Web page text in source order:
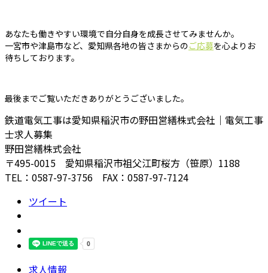
あなたも働きやすい環境で自分自身を成長させてみませんか。
一宮市や津島市など、愛知県各地の皆さまからのご応募を心よりお
待ちしております。
最後までご覧いただきありがとうございました。
鉄道電気工事は愛知県稲沢市の野田営繕株式会社｜電気工事
士求人募集
野田営繕株式会社
〒495-0015 愛知県稲沢市祖父江町桜方（笹原）1188
TEL：0587-97-3756 FAX：0587-97-7124
ツイート
求人情報